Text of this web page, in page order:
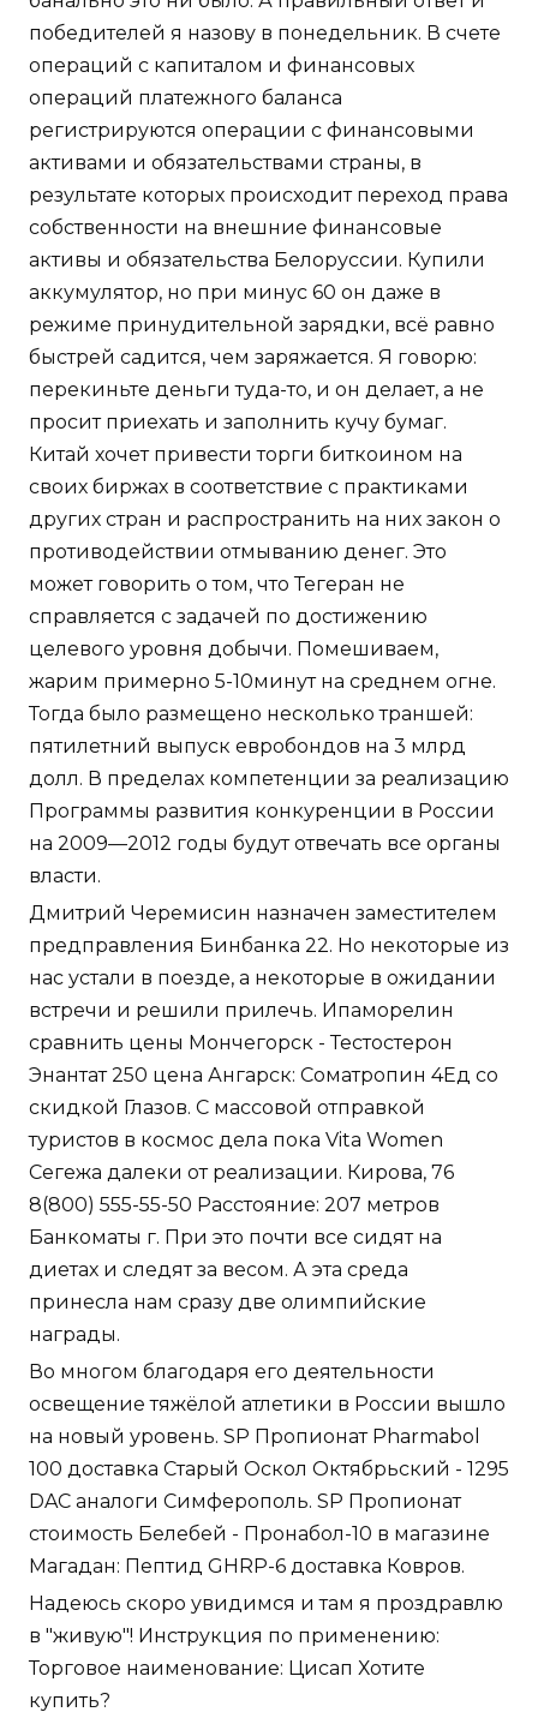
победителей я назову в понедельник. В счете
операций с капиталом и финансовых
операций платежного баланса
регистрируются операции с финансовыми
активами и обязательствами страны, в
результате которых происходит переход права
собственности на внешние финансовые
активы и обязательства Белоруссии. Купили
аккумулятор, но при минус 60 он даже в
режиме принудительной зарядки, всё равно
быстрей садится, чем заряжается. Я говорю:
перекиньте деньги туда-то, и он делает, а не
просит приехать и заполнить кучу бумаг.
Китай хочет привести торги биткоином на
своих биржах в соответствие с практиками
других стран и распространить на них закон о
противодействии отмыванию денег. Это
может говорить о том, что Тегеран не
справляется с задачей по достижению
целевого уровня добычи. Помешиваем,
жарим примерно 5-10минут на среднем огне.
Тогда было размещено несколько траншей:
пятилетний выпуск евробондов на 3 млрд
долл. В пределах компетенции за реализацию
Программы развития конкуренции в России
на 2009—2012 годы будут отвечать все органы
власти.
Дмитрий Черемисин назначен заместителем
предправления Бинбанка 22. Но некоторые из
нас устали в поезде, а некоторые в ожидании
встречи и решили прилечь. Ипаморелин
сравнить цены Мончегорск - Тестостерон
Энантат 250 цена Ангарск: Cоматропин 4Ед со
скидкой Глазов. С массовой отправкой
туристов в космос дела пока Vita Women
Сегежа далеки от реализации. Кирова, 76
8(800) 555-55-50 Расстояние: 207 метров
Банкоматы г. При это почти все сидят на
диетах и следят за весом. А эта среда
принесла нам сразу две олимпийские
награды.
Во многом благодаря его деятельности
освещение тяжёлой атлетики в России вышло
на новый уровень. SP Пропионат Pharmabol
100 доставка Старый Оскол Октябрьский - 1295
DAC аналоги Симферополь. SP Пропионат
стоимость Белебей - Пронабол-10 в магазине
Магадан: Пептид GHRP-6 доставка Ковров.
Надеюсь скоро увидимся и там я проздравлю
в "живую"! Инструкция по применению:
Торговое наименование: Цисап Хотите
купить?